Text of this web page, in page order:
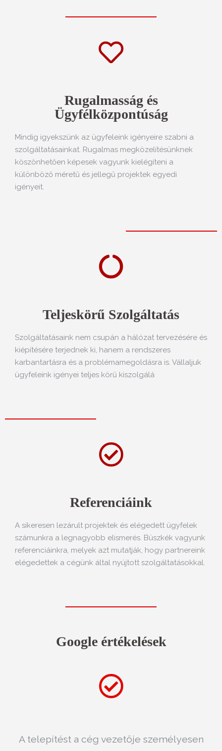
Rugalmasság és
Ügyfélközpontúság
Mindig igyekszünk az ügyfeleink igényeire szabni a
szolgáltatásainkat. Rugalmas megközelítésünknek
köszönhetően képesek vagyunk kielégíteni a
különböző méretű és jellegű projektek egyedi
igényeit.
Teljeskörű Szolgáltatás
Szolgáltatásaink nem csupán a hálózat tervezésére és
kiépítésére terjednek ki, hanem a rendszeres
karbantartásra és a problémamegoldásra is. Vállaljuk
ügyfeleink igényei teljes körű kiszolgálá
Referenciáink
A sikeresen lezárult projektek és elégedett ügyfelek
számunkra a legnagyobb elismerés. Büszkék vagyunk
referenciáinkra, melyek azt mutatják, hogy partnereink
elégedettek a cégünk által nyújtott szolgáltatásokkal.
Google értékelések
MEGRENDELÉS:
A telepítést a cég vezetője személyesen